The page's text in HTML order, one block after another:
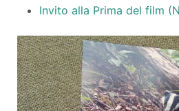
Invito alla Prima del film